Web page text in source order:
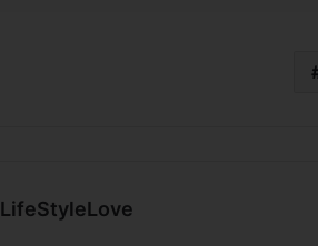
LifeStyleLove